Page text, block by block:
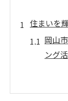
住まいを
岡山
ング
ハウ